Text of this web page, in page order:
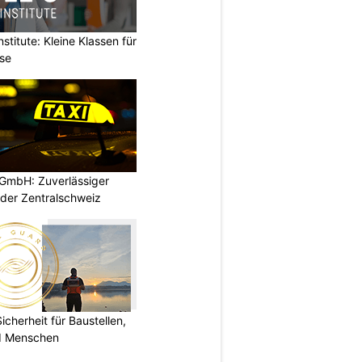
Kleine Klassen für
Zuverlässiger
Zentralschweiz
für Baustellen,
Menschen